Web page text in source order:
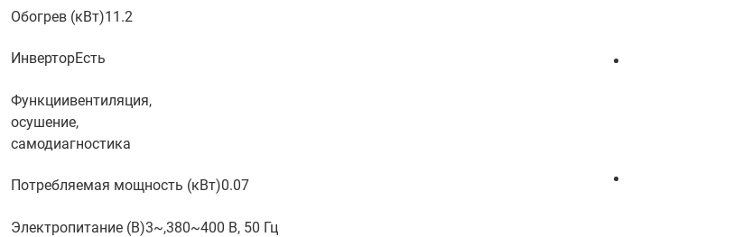
Обогрев (кВт)11.2
ИнверторЕсть
Функциивентиляция,
осушение,
самодиагностика
Потребляемая мощность (кВт)0.07
Электропитание (В)3~,380~400 В, 50 Гц